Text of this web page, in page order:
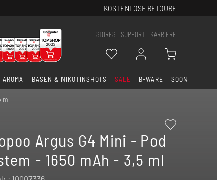
KOSTENLOSE RETOURE
STORES SUPPORT KARRIERE
AROMA BASEN & NIKOTINSHOTS SALE B-WARE SOON
ml
Argus G4 Mini - Pod
- 1650 mAh - 3,5 ml